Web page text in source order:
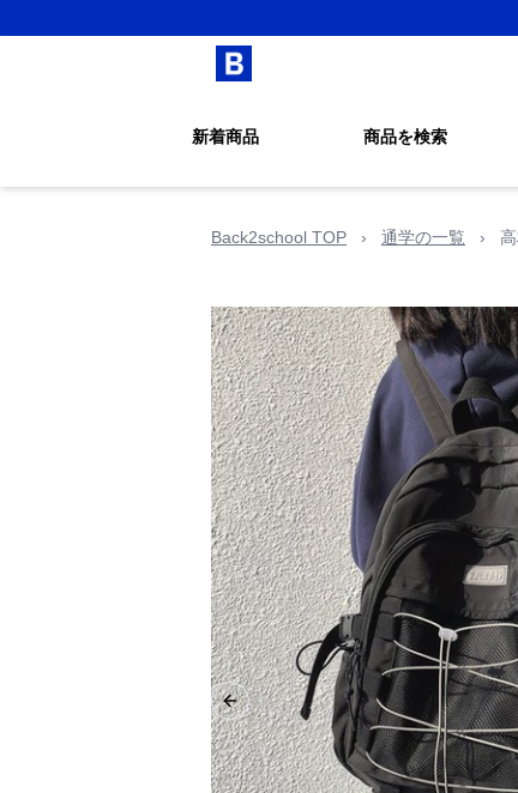
新着商品 商品を検索
Back2school TOP › 通学の一覧 ›
Previous slide